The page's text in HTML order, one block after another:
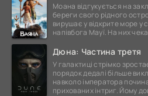
Моана відгукується на
береги свого рідного
вирушає у відкрите море у
напівбога Мауї. На них
Дюна: Частина третя
У галактиці стрімко
порядок дедалі більше
навколо імператора
прихованих інтриг. Йому